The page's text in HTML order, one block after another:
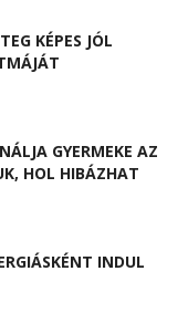
KÉPES JÓL
GYERMEKE AZ
HOL HIBÁZHAT
INDUL